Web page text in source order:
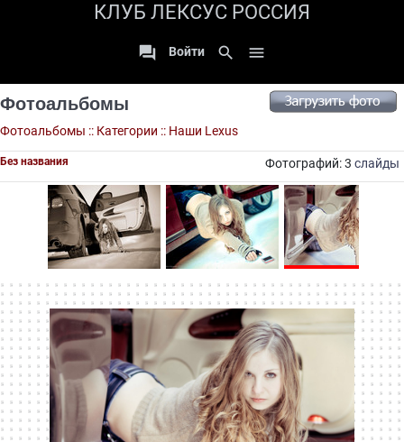
КЛУБ ЛЕКСУС РОССИЯ
 Войти search 
Фотоальбомы
Фотоальбомы :: Категории :: Наши Lexus
Фотографий: 3 слайды
Без названия